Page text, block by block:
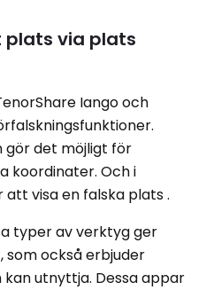
plats via plats
Iango och
gör det möjligt för
koordinater. Och i
visa en falska plats .
typer av verktyg ger
också erbjuder
utnyttja. Dessa appar